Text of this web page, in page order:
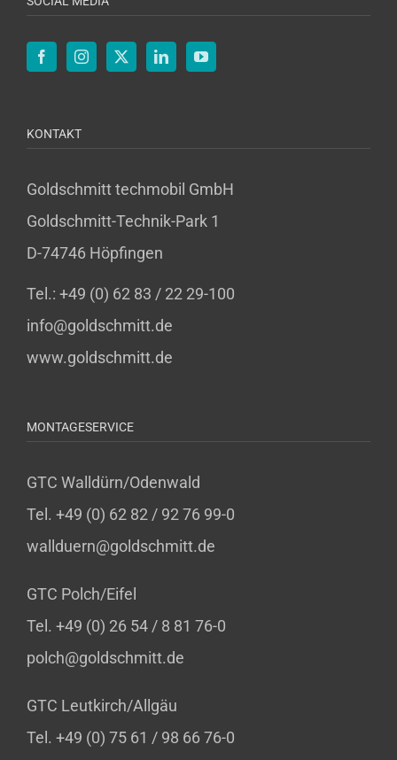
KONTAKT
Goldschmitt techmobil GmbH
Goldschmitt-Technik-Park 1
D-74746 Höpfingen
Tel.: +49 (0) 62 83 / 22 29-100
info@goldschmitt.de
www.goldschmitt.de
MONTAGESERVICE
GTC Walldürn/Odenwald
Tel. +49 (0) 62 82 / 92 76 99-0
wallduern@goldschmitt.de
GTC Polch/Eifel
Tel. +49 (0) 26 54 / 8 81 76-0
polch@goldschmitt.de
GTC Leutkirch/Allgäu
Tel. +49 (0) 75 61 / 98 66 76-0